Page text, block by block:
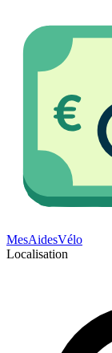
MesAidesVélo
Localisation